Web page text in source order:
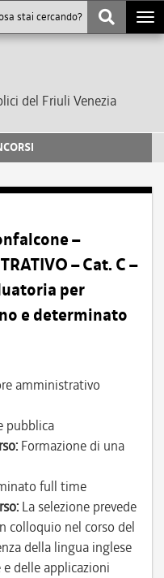
del Friuli Venezia
–
– Cat. C –
per
e determinato
amministrativo
pubblica
Formazione di una
full time
La selezione prevede
colloquio nel corso del
della lingua inglese
e delle applicazioni